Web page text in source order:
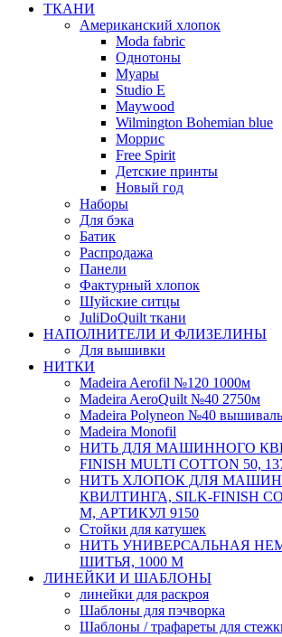
ТКАНИ
Американский хлопок
Moda fabric
Однотоны
Муары
Studio E
Maywood
Wilmington Bohemian blue
Моррис
Free Spirit
Детские принты
Новый год
Наборы
Для бэка
Батик
Распродажа
Панели
Фактурный хлопок
Шуйские ситцы
JuliDoQuilt ткани
НАПОЛНИТЕЛИ И ФЛИЗЕЛИНЫ
Для вышивки
НИТКИ
Madeira Aerofil №120 1000м
Madeira AeroQuilt №40 2750м
Madeira Polyneon №40
Мadeira Monofil
НИТЬ ДЛЯ МАШИННОГО
FINISH MULTI COTTON 50,
НИТЬ ХЛОПОК ДЛЯ
КВИЛТИНГА, SILK-FINISH
М, АРТИКУЛ 9150
Стойки для катушек
НИТЬ УНИВЕРСАЛЬНАЯ
ШИТЬЯ, 1000 М
ЛИНЕЙКИ И ШАБЛОНЫ
линейки для раскроя
Шаблоны для пэчворка
Шаблоны / трафареты для